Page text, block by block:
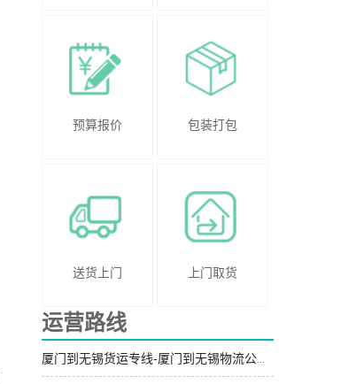
预算报价 包装打包
送货上门 上门取货
运营路线
厦门到无锡货运专线-厦门到无锡物流公司_快运有保障「准时到货」